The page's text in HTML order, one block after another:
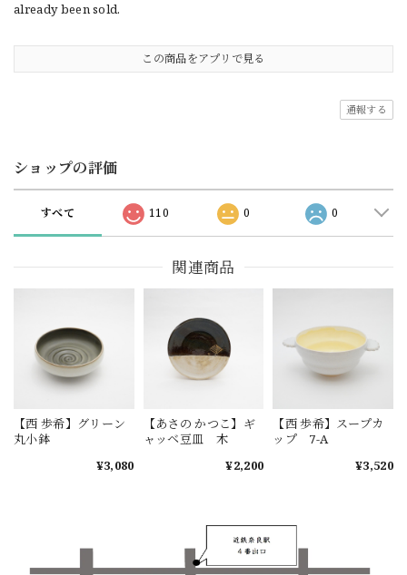
already been sold.
この商品をアプリで見る
通報する
ショップの評価
すべて 110 0 0
関連商品
【西 歩希】グリーン
丸小鉢
¥3,080
【あさの かつこ】ギ
ャッベ豆皿 木
¥2,200
【西 歩希】スープカ
ップ 7-A
¥3,520